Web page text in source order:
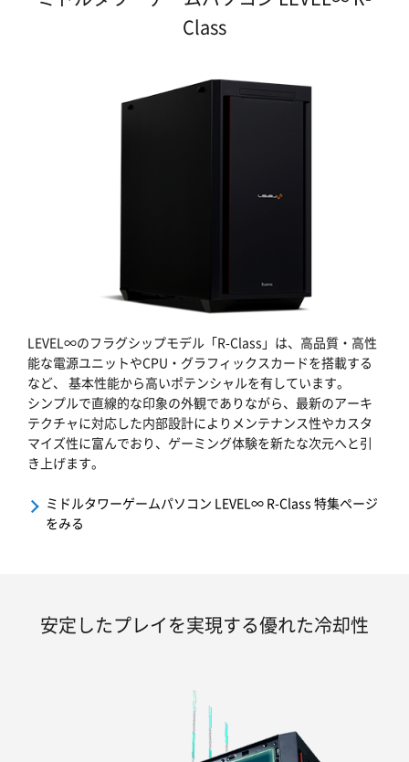
Class
LEVEL∞のフラグシップモデル「R-Class」は、高品質・高性
能な電源ユニットやCPU・グラフィックスカードを搭載する
など、 基本性能から高いポテンシャルを有しています。
シンプルで直線的な印象の外観でありながら、最新のアーキ
テクチャに対応した内部設計によりメンテナンス性やカスタ
マイズ性に富んでおり、ゲーミング体験を新たな次元へと引
き上げます。
ミドルタワーゲームパソコン LEVEL∞ R-Class 特集ページ
をみる
安定したプレイを実現する優れた冷却性